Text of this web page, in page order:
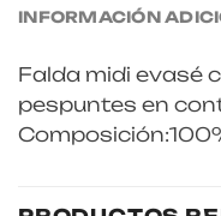
INFORMACIÓN
Falda midi evasé
pespuntes en